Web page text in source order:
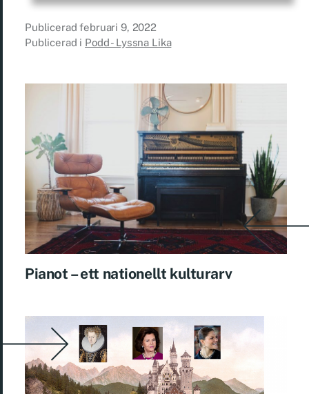
Publiceradfebruari 9, 2022
Publicerad i Podd - Lyssna Lika
Pianot – ­ett nationellt kulturarv